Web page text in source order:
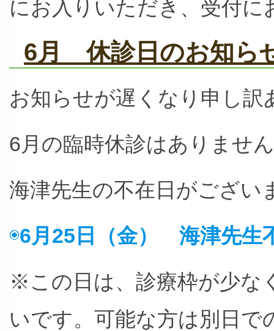
にお入りいただき、受付に
6月 休診日のお知ら
お知らせが遅くなり申し訳
6月の臨時休診はありませ
海津先生の不在日がござい
◉6月25日（金） 海津先生
※この日は、診療枠が少な
いです。可能な方は別日で